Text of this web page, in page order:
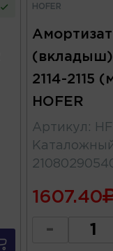
HOFER
(вкладыш)
2114-2115
HOFER
Артикул :
1607.40
-